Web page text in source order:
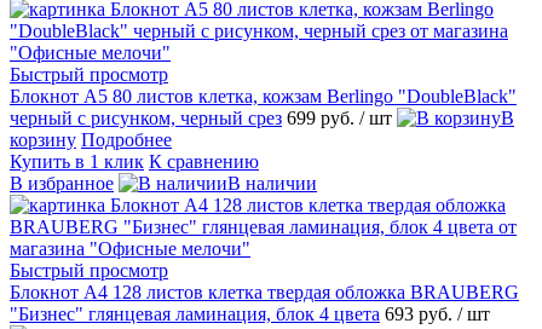
Быстрый просмотр
Блокнот А5 80 листов клетка, кожзам Berlingo "DoubleBlack"
черный с рисунком, черный срез 699 руб. / шт
В
корзину Подробнее
Купить в 1 клик К сравнению
В избранное
В наличии
Быстрый просмотр
Блокнот А4 128 листов клетка твердая обложка BRAUBERG
"Бизнес" глянцевая ламинация, блок 4 цвета 693 руб. / шт